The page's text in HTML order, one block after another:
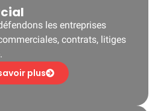
les entreprises
contrats, litiges
plus